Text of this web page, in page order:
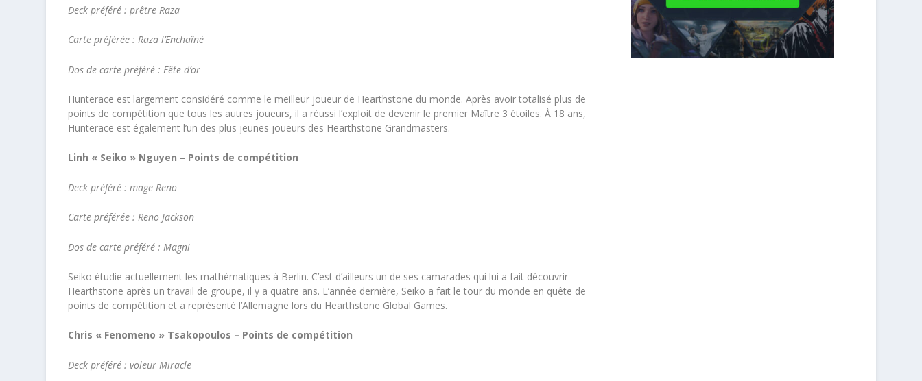
Deck préféré : prêtre Raza
Carte préférée : Raza l’Enchaîné
Dos de carte préféré : Fête d’or
Hunterace est largement considéré comme le meilleur joueur de Hearthstone du monde. Après avoir totalisé plus de
points de compétition que tous les autres joueurs, il a réussi l’exploit de devenir le premier Maître 3 étoiles. À 18 ans,
Hunterace est également l’un des plus jeunes joueurs des Hearthstone Grandmasters.
Linh « Seiko » Nguyen – Points de compétition
Deck préféré : mage Reno
Carte préférée : Reno Jackson
Dos de carte préféré : Magni
Seiko étudie actuellement les mathématiques à Berlin. C’est d’ailleurs un de ses camarades qui lui a fait découvrir
Hearthstone après un travail de groupe, il y a quatre ans. L’année dernière, Seiko a fait le tour du monde en quête de
points de compétition et a représenté l’Allemagne lors du Hearthstone Global Games.
Chris « Fenomeno » Tsakopoulos – Points de compétition
Deck préféré : voleur Miracle